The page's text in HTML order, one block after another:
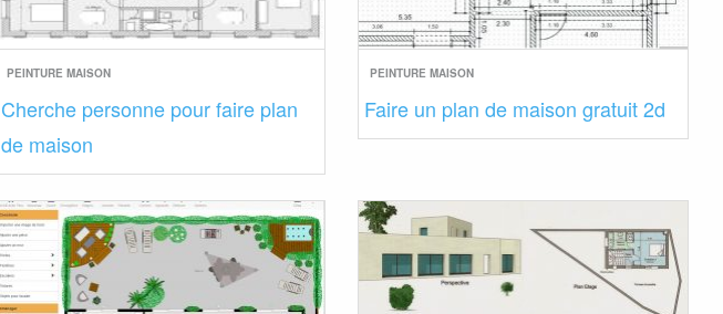
PEINTURE MAISON
Cherche personne pour faire plan
de maison
PEINTURE MAISON
Faire un plan de maison gratuit 2d